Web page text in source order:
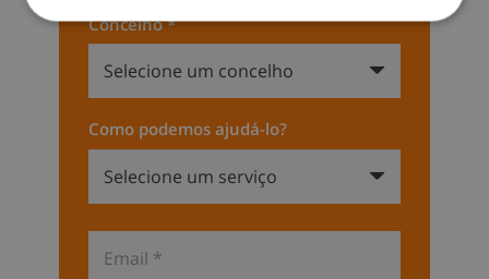
Concelho *
Como podemos ajudá-lo?